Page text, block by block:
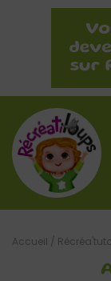
Accueil /